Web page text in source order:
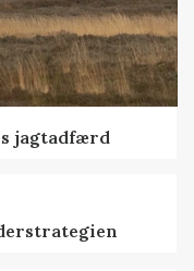
jagtadfærd